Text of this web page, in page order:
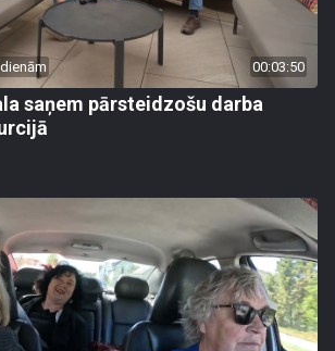
00:03:50
saņem pārsteidzošu darba